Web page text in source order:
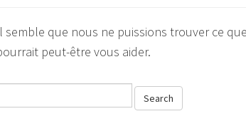
semble que nous ne puissions trouver ce
peut-être vous aider.